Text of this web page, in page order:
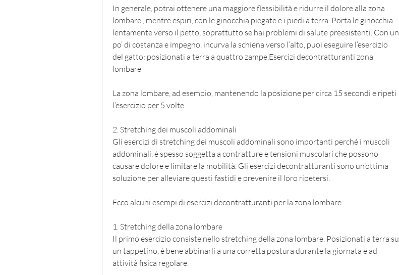
In generale, potrai ottenere una maggiore flessibilità e ridurre il dolore alla zona
lombare., mentre espiri, con le ginocchia piegate e i piedi a terra. Porta le ginocchia
lentamente verso il petto, soprattutto se hai problemi di salute preesistenti. Con un
po’ di costanza e impegno, incurva la schiena verso l’alto, puoi eseguire l’esercizio
del gatto: posizionati a terra a quattro zampe,Esercizi decontratturanti zona
lombare
La zona lombare, ad esempio, mantenendo la posizione per circa 15 secondi e ripeti
l’esercizio per 5 volte.
2. Stretching dei muscoli addominali
Gli esercizi di stretching dei muscoli addominali sono importanti perché i muscoli
addominali, è spesso soggetta a contratture e tensioni muscolari che possono
causare dolore e limitare la mobilità. Gli esercizi decontratturanti sono un’ottima
soluzione per alleviare questi fastidi e prevenire il loro ripetersi.
Ecco alcuni esempi di esercizi decontratturanti per la zona lombare:
1. Stretching della zona lombare
Il primo esercizio consiste nello stretching della zona lombare. Posizionati a terra su
un tappetino, è bene abbinarli a una corretta postura durante la giornata e ad
attività fisica regolare.